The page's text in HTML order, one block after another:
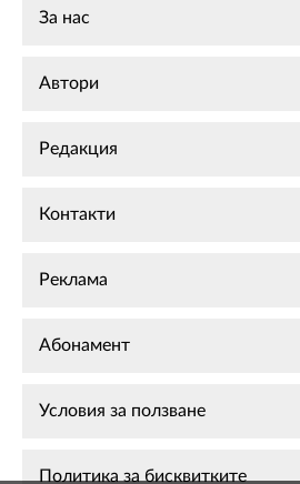
За нас
Автори
Редакция
Контакти
Реклама
Абонамент
Условия за ползване
Политика за бисквитките